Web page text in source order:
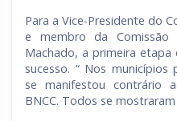
Para a Vice-Presidente do
e membro da Comissão
Machado, a primeira
sucesso. “ Nos
se manifestou contrário
BNCC. Todos se